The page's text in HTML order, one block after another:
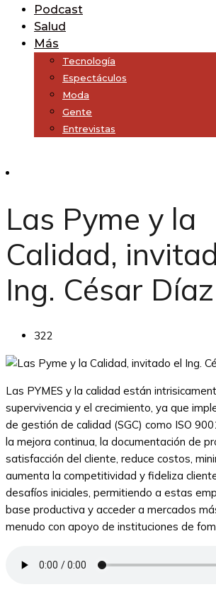
Podcast
Salud
Más
Tecnología
Espectáculos
Moda
Gente
Entrevistas
Las Pyme y la
Calidad,
Ing. César Díaz
322
Las PYMES y la calidad están
supervivencia y el crecimiento, ya que
de gestión de calidad (SGC) como ISO
la mejora continua, la documentación de
satisfacción del cliente, reduce costos,
aumenta la competitividad y fideliza
desafíos iniciales, permitiendo a estas
base productiva y acceder a mercados
menudo con apoyo de instituciones de